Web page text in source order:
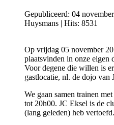
Gepubliceerd: 04
Huysmans | Hits: 8531
Op vrijdag 05 november
plaatsvinden in onze eigen
Voor degene die willen is
gastlocatie, nl. de dojo van
We gaan samen trainen
tot 20h00. JC Eksel is de
(lang geleden) heb vertoefd.